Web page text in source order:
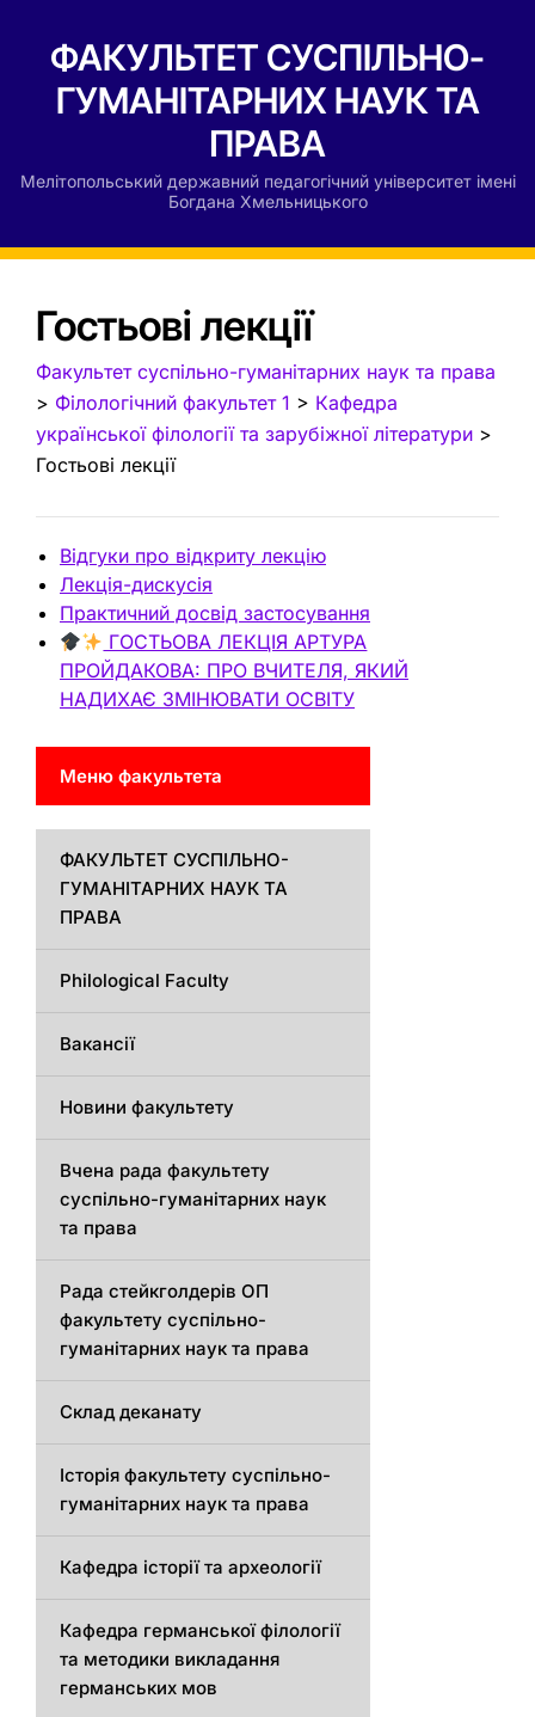
ФАКУЛЬТЕТ СУСПІЛЬНО-
ГУМАНІТАРНИХ НАУК ТА
ПРАВА
Мелітопольський державний педагогічний університет імені
Богдана Хмельницького
Гостьові лекції
Факультет суспільно-гуманітарних наук та права
> Філологічний факультет 1 > Кафедра
української філології та зарубіжної літератури >
Гостьові лекції
Відгуки про відкриту лекцію
Лекція-дискусія
Практичний досвід застосування
ГОСТЬОВА ЛЕКЦІЯ АРТУРА
ПРОЙДАКОВА: ПРО ВЧИТЕЛЯ, ЯКИЙ
НАДИХАЄ ЗМІНЮВАТИ ОСВІТУ
Меню факультета
ФАКУЛЬТЕТ СУСПІЛЬНО-
ГУМАНІТАРНИХ НАУК ТА
ПРАВА
Philological Faculty
Вакансії
Новини факультету
Вчена рада факультету
суспільно-гуманітарних наук
та права
Рада стейкголдерів ОП
факультету суспільно-
гуманітарних наук та права
Склад деканату
Історія факультету суспільно-
гуманітарних наук та права
Кафедра історії та археології
Кафедрa германської філології
та методики викладання
германських мов